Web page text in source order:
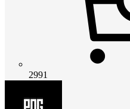
2991